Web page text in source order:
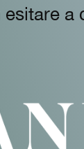
esitare a